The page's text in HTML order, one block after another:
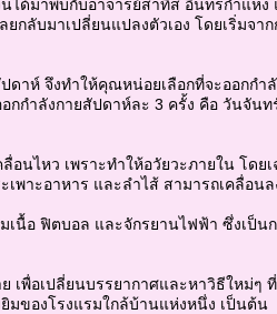
ได้มาพบกับอาจารย์สาทิส อินทรกำแหง
กลับมาเปลี่ยนแปลงตัวเอง โดยเริ่มจา
าห์ จึงทำให้คุณหน่อยเลือกที่จะออกกำ
กกำลังกายสัปดาห์ละ 3 ครั้ง คือ วันจัน
อนไหว เพราะทำให้อวัยวะภายใน โดย
พาะอาหาร และลำไส้ สามารถเคลื่อน
มเนื้อ ฟิตบอล และจักรยานไฟฟ้า ซึ่งเป็
พื่อเปลี่ยนบรรยากาศและหาวิธีใหม่ๆ
ของโรงแรมใกล้บ้านแห่งหนึ่ง เป็นต้น